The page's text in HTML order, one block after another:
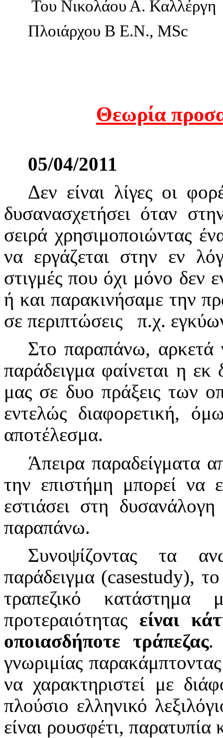
Του Νικολάου Α. Καλλέργη
Πλοιάρχου Β Ε.Ν., MSc
Θεωρία
05/04/2011
Δεν είναι λίγες οι
δυσανασχετήσει όταν
σειρά χρησιμοποιώντας
να εργάζεται στην εν
στιγμές που όχι μόνο δεν
ή και παρακινήσαμε την
σε περιπτώσεις π.χ.
Στο παραπάνω, αρκετά
παράδειγμα φαίνεται η εκ
μας σε δυο πράξεις των
εντελώς διαφορετική,
αποτέλεσμα.
Άπειρα παραδείγματα
την επιστήμη μπορεί να
εστιάσει στη
παραπάνω.
Συνοψίζοντας τα
παράδειγμα (casestudy), το
τραπεζικό
προτεραιότητας είναι
οποιασδήποτε τράπεζας.
γνωριμίας
να χαρακτηριστεί με
πλούσιο ελληνικό
είναι ρουσφέτι, παρατυπία